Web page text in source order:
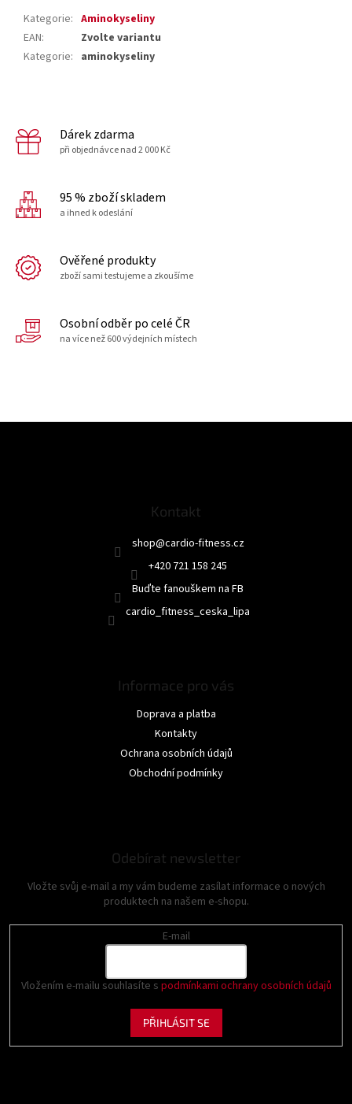
Kategorie: Aminokyseliny
EAN:
Zvolte variantu
Kategorie: aminokyseliny
Dárek zdarma
při objednávce nad 2 000 Kč
95 % zboží skladem
a ihned k odeslání
Ověřené produkty
zboží sami testujeme a zkoušíme
Osobní odběr po celé ČR
na více než 600 výdejních místech
Kontakt
shop@cardio-fitness.cz
+420 721 158 245
Buďte fanouškem na FB
cardio_fitness_ceska_lipa
Informace pro vás
Doprava a platba
Kontakty
Ochrana osobních údajů
Obchodní podmínky
Odebírat newsletter
Vložte svůj e-mail a my vám budeme zasílat informace o nových
produktech na našem e-shopu.
E-mail
Vložením e-mailu souhlasíte s podmínkami ochrany osobních údajů
PŘIHLÁSIT SE